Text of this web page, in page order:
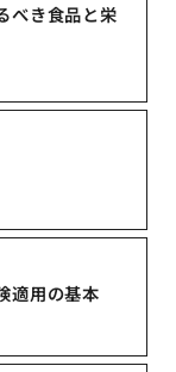
べき食品と栄
適用の基本